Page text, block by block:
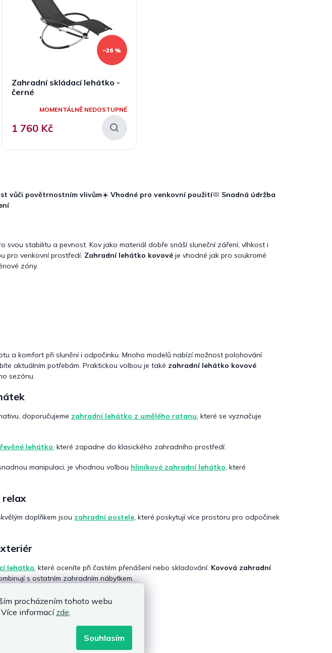
procházením tohoto webu
informací zde.
Souhlasím
–26 %
Zahradní skládací lehátko -
černé
MOMENTÁLNĚ NEDOSTUPNÉ
1 760 Kč
á
p
r
vůči povětrnostním vlivům☀️ Vhodné pro venkovní použití🧼 Snadná údržba
svou stabilitu a pevnost. Kov jako materiál dobře snáší sluneční záření, vlhkost i
pro venkovní prostředí. Zahradní lehátko kovové je vhodné jak pro soukromé
zóny.
a komfort při slunění i odpočinku. Mnoho modelů nabízí možnost polohování
aktuálním potřebám. Praktickou volbou je také zahradní lehátko kovové
sezónu.
doporučujeme zahradní lehátko z umělého ratanu, které se vyznačuje
lehátko, které zapadne do klasického zahradního prostředí.
manipulaci, je vhodnou volbou hliníkové zahradní lehátko, které
relax
doplňkem jsou zahradní postele, které poskytují více prostoru pro odpočinek
lehátko, které oceníte při častém přenášení nebo skladování. Kovová zahradní
s ostatním zahradním nábytkem.
lehátko